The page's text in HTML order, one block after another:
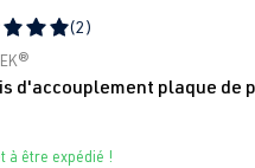
de 5 sur 5 étoiles
(2)
d'accouplement plaque de
à être expédié !